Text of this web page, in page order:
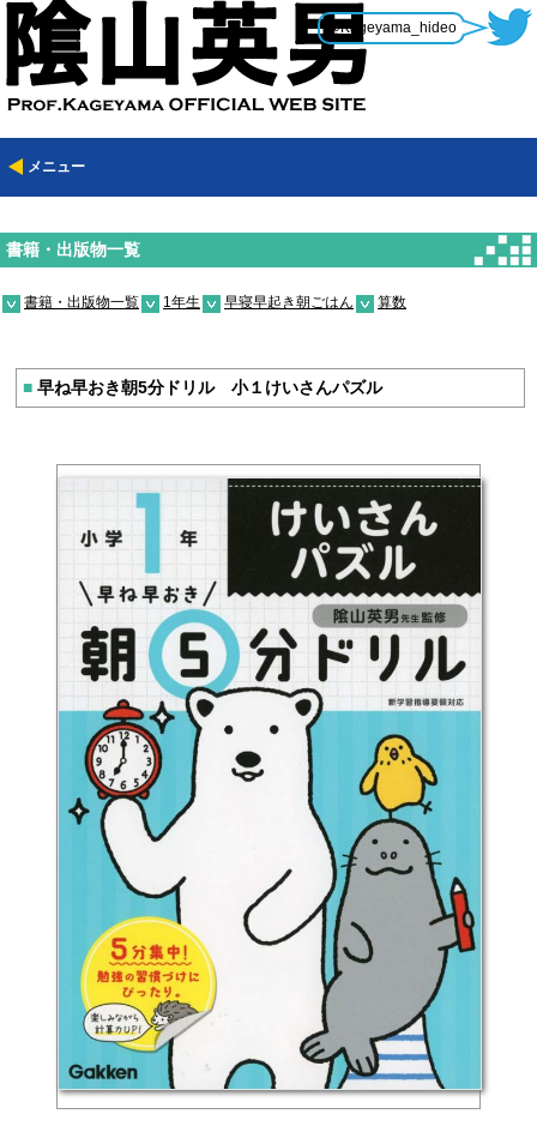
@Kageyama_hideo
メニュー
書籍・出版物一覧
書籍・出版物一覧 1年生 早寝早起き朝ごはん 算数
■早ね早おき朝5分ドリル 小１けいさんパズル